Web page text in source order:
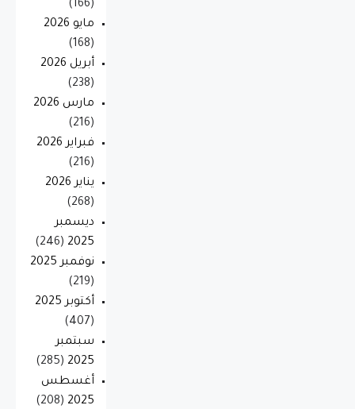
(166)
مايو 2026
(168)
أبريل 2026
(238)
مارس 2026
(216)
فبراير 2026
(216)
يناير 2026
(268)
ديسمبر
2025
(246)
نوفمبر 2025
(219)
أكتوبر 2025
(407)
سبتمبر
2025
(285)
أغسطس
2025
(208)